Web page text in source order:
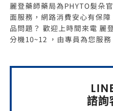
麗登藥師藥局為PHYTO髮朵
面服務，網路消費安心有保
品問題？ 歡迎上時間來電 麗
分機10~12 ，由專員為您服務
諮詢